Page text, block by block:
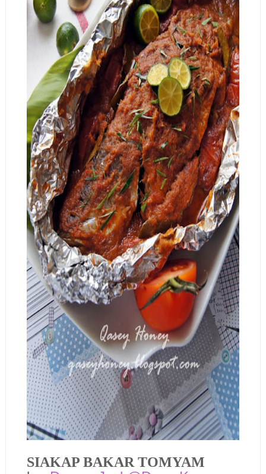
SIAKAP BAKAR TOMYAM